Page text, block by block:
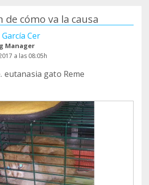
de cómo va la causa
Cer
Manager
a las 08:05h
eutanasia gato Reme